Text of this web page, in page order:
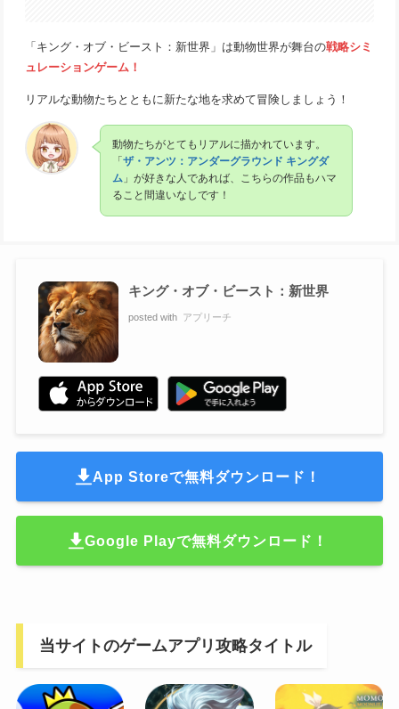
「キング・オブ・ビースト：新世界」は動物世界が舞台の戦略シミ
ュレーションゲーム！
リアルな動物たちとともに新たな地を求めて冒険しましょう！
動物たちがとてもリアルに描かれています。
「 ザ・アンツ：アンダーグラウンド キングダ
ム」が好きな人であれば、こちらの作品もハマ
ること間違いなしです！
キング・オブ・ビースト：新世界
posted with アプリーチ
App Storeで無料ダウンロード！
Google Playで無料ダウンロード！
当サイトのゲームアプリ攻略タイトル